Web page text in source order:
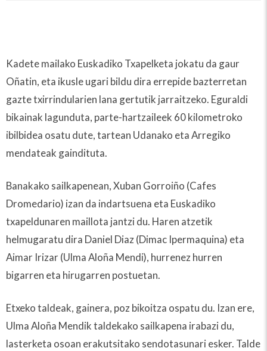
Kadete mailako Euskadiko Txapelketa jokatu da gaur
Oñatin, eta ikusle ugari bildu dira errepide bazterretan
gazte txirrindularien lana gertutik jarraitzeko. Eguraldi
bikainak lagunduta, parte-hartzaileek 60 kilometroko
ibilbidea osatu dute, tartean Udanako eta Arregiko
mendateak gaindituta.
Banakako sailkapenean, Xuban Gorroiño (Cafes
Dromedario) izan da indartsuena eta Euskadiko
txapeldunaren maillota jantzi du. Haren atzetik
helmugaratu dira Daniel Diaz (Dimac Ipermaquina) eta
Aimar Irizar (Ulma Aloña Mendi), hurrenez hurren
bigarren eta hirugarren postuetan.
Etxeko taldeak, gainera, poz bikoitza ospatu du. Izan ere,
Ulma Aloña Mendik taldekako sailkapena irabazi du,
lasterketa osoan erakutsitako sendotasunari esker. Talde